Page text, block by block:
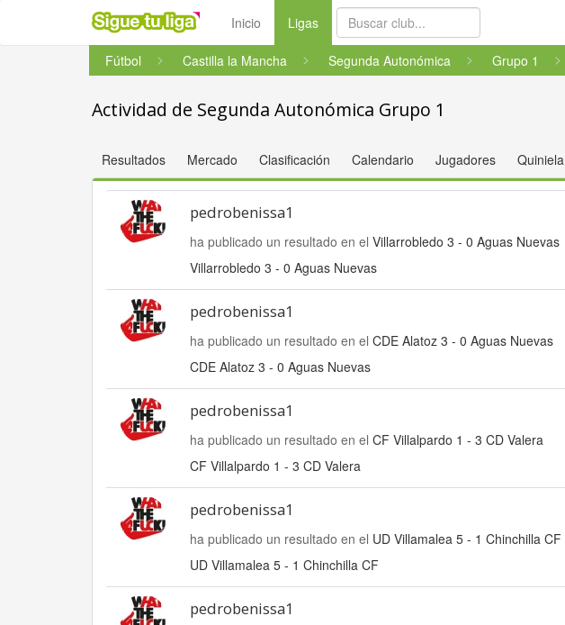
Inicio Ligas(current)
Fútbol Castilla la Mancha Segunda Autonómica Grupo 1
Actividad de Segunda Autonómica Grupo 1
Resultados Mercado Clasificación Calendario Jugadores Quiniela
pedrobenissa1
ha publicado un resultado en el Villarrobledo 3 - 0 Aguas Nuevas
Villarrobledo 3 - 0 Aguas Nuevas
pedrobenissa1
ha publicado un resultado en el CDE Alatoz 3 - 0 Aguas Nuevas
CDE Alatoz 3 - 0 Aguas Nuevas
pedrobenissa1
ha publicado un resultado en el CF Villalpardo 1 - 3 CD Valera
CF Villalpardo 1 - 3 CD Valera
pedrobenissa1
ha publicado un resultado en el UD Villamalea 5 - 1 Chinchilla CF
UD Villamalea 5 - 1 Chinchilla CF
pedrobenissa1